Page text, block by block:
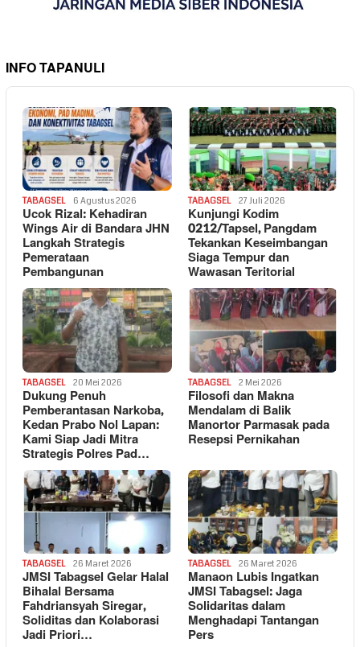
INFO TAPANULI
TABAGSEL 6 Agustus 2026
Ucok Rizal: Kehadiran
Wings Air di Bandara JHN
Langkah Strategis
Pemerataan
Pembangunan
TABAGSEL 27 Juli 2026
Kunjungi Kodim
0212/Tapsel, Pangdam
Tekankan Keseimbangan
Siaga Tempur dan
Wawasan Teritorial
TABAGSEL 20 Mei 2026
Dukung Penuh
Pemberantasan Narkoba,
Kedan Prabo Nol Lapan:
Kami Siap Jadi Mitra
Strategis Polres Pad…
TABAGSEL 2 Mei 2026
Filosofi dan Makna
Mendalam di Balik
Manortor Parmasak pada
Resepsi Pernikahan
TABAGSEL 26 Maret 2026
JMSI Tabagsel Gelar Halal
Bihalal Bersama
Fahdriansyah Siregar,
Soliditas dan Kolaborasi
Jadi Priori…
TABAGSEL 26 Maret 2026
Manaon Lubis Ingatkan
JMSI Tabagsel: Jaga
Solidaritas dalam
Menghadapi Tantangan
Pers